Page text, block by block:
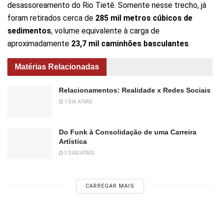
desassoreamento do Rio Tietê. Somente nesse trecho, já
foram retirados cerca de 285 mil metros cúbicos de
sedimentos, volume equivalente à carga de
aproximadamente 23,7 mil caminhões basculantes.
Matérias Relacionadas
Relacionamentos: Realidade x Redes Sociais
1 DIA ATRÁS
Do Funk à Consolidação de uma Carreira
Artística
3 DIAS ATRÁS
CARREGAR MAIS